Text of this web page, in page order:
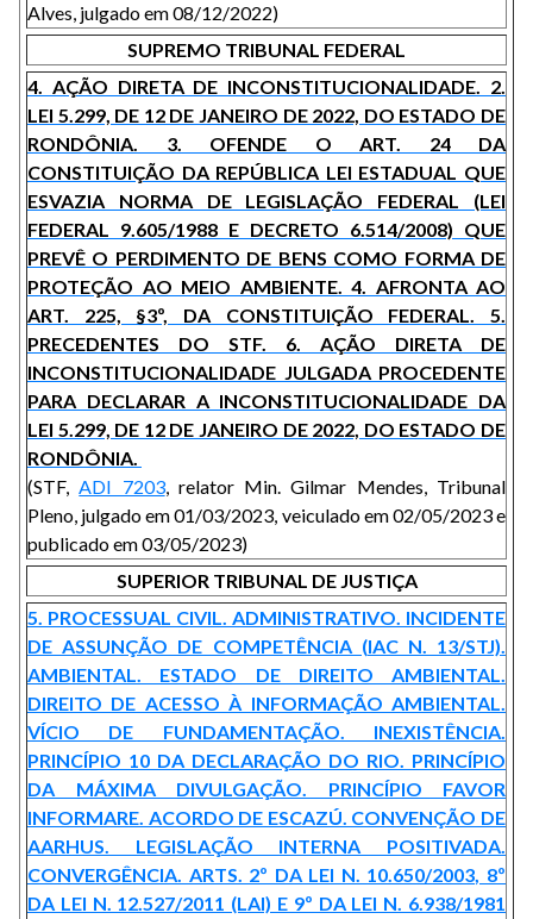
Alves, julgado em 08/12/2022)
SUPREMO TRIBUNAL FEDERAL
4. AÇÃO DIRETA DE INCONSTITUCIONALIDADE. 2.
LEI 5.299, DE 12 DE JANEIRO DE 2022, DO ESTADO DE
RONDÔNIA. 3. OFENDE O ART. 24 DA
CONSTITUIÇÃO DA REPÚBLICA LEI ESTADUAL QUE
ESVAZIA NORMA DE LEGISLAÇÃO FEDERAL (LEI
FEDERAL 9.605/1988 E DECRETO 6.514/2008) QUE
PREVÊ O PERDIMENTO DE BENS COMO FORMA DE
PROTEÇÃO AO MEIO AMBIENTE. 4. AFRONTA AO
ART. 225, §3º, DA CONSTITUIÇÃO FEDERAL. 5.
PRECEDENTES DO STF. 6. AÇÃO DIRETA DE
INCONSTITUCIONALIDADE JULGADA PROCEDENTE
PARA DECLARAR A INCONSTITUCIONALIDADE DA
LEI 5.299, DE 12 DE JANEIRO DE 2022, DO ESTADO DE
RONDÔNIA.
(STF,ADI 7203, relator Min. Gilmar Mendes, Tribunal
Pleno, julgado em 01/03/2023, veiculado em 02/05/2023 e
publicado em 03/05/2023)
SUPERIOR TRIBUNAL DE JUSTIÇA
5. PROCESSUAL CIVIL. ADMINISTRATIVO. INCIDENTE
DE ASSUNÇÃO DE COMPETÊNCIA (IAC N. 13/STJ).
AMBIENTAL. ESTADO DE DIREITO AMBIENTAL.
DIREITO DE ACESSO À INFORMAÇÃO AMBIENTAL.
VÍCIO DE FUNDAMENTAÇÃO. INEXISTÊNCIA.
PRINCÍPIO 10 DA DECLARAÇÃO DO RIO. PRINCÍPIO
DA MÁXIMA DIVULGAÇÃO. PRINCÍPIO FAVOR
INFORMARE. ACORDO DE ESCAZÚ. CONVENÇÃO DE
AARHUS. LEGISLAÇÃO INTERNA POSITIVADA.
CONVERGÊNCIA. ARTS. 2º DA LEI N. 10.650/2003, 8º
DA LEI N. 12.527/2011 (LAI) E 9º DA LEI N. 6.938/1981